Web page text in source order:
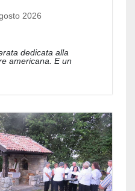
2026
dedicata alla
americana. E un